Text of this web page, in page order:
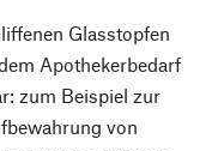
Glasstopfen
Apothekerbedarf
zum Beispiel zur
von